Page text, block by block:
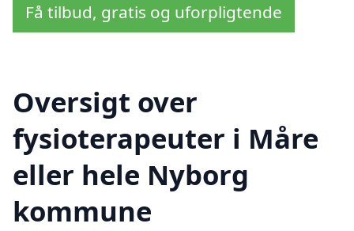
Få tilbud, gratis og uforpligtende
Oversigt over
fysioterapeuter i Måre
eller hele Nyborg
kommune